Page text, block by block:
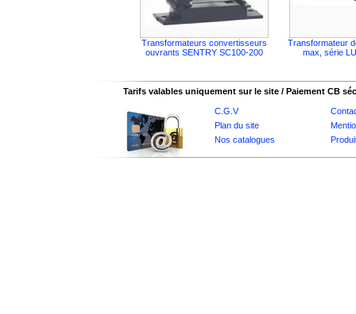
Transformateurs convertisseurs
ouvrants SENTRY SC100-200
Transformateur
max, série
Tarifs valables uniquement sur le site / Paiement CB
C.G.V
Plan du site
Nos catalogues